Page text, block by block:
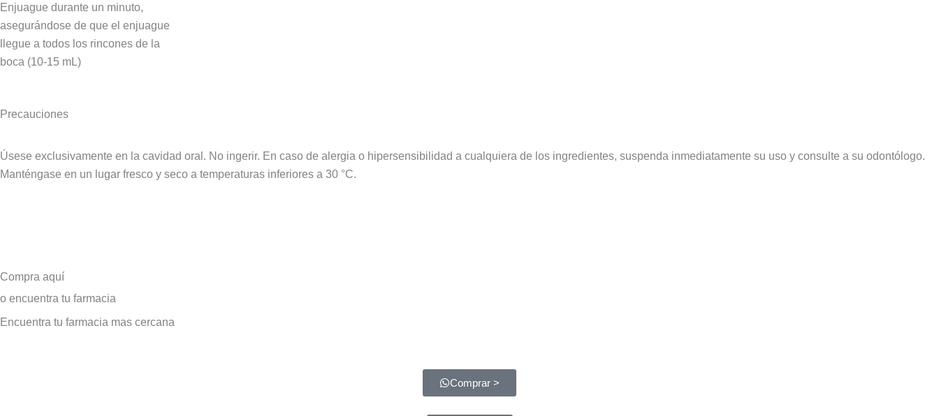
Enjuague durante un minuto,
asegurándose de que el enjuague
llegue a todos los rincones de la
boca (10-15 mL)
Precauciones
Úsese exclusivamente en la cavidad oral. No ingerir. En caso de alergia o hipersensibilidad a cualquiera de los ingredientes, suspenda inmediatamente su uso y consulte a su odontólogo.
Manténgase en un lugar fresco y seco a temperaturas inferiores a 30 °C.
Compra aquí
o encuentra tu farmacia
Encuentra tu farmacia mas cercana
Comprar >